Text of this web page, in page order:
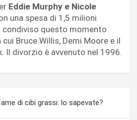
Eddie Murphy e Nicole
una spesa di 1,5 milioni
condiviso questo momento
Bruce Willis, Demi Moore e il
Il divorzio è avvenuto nel 1996.
di cibi grassi: lo sapevate?